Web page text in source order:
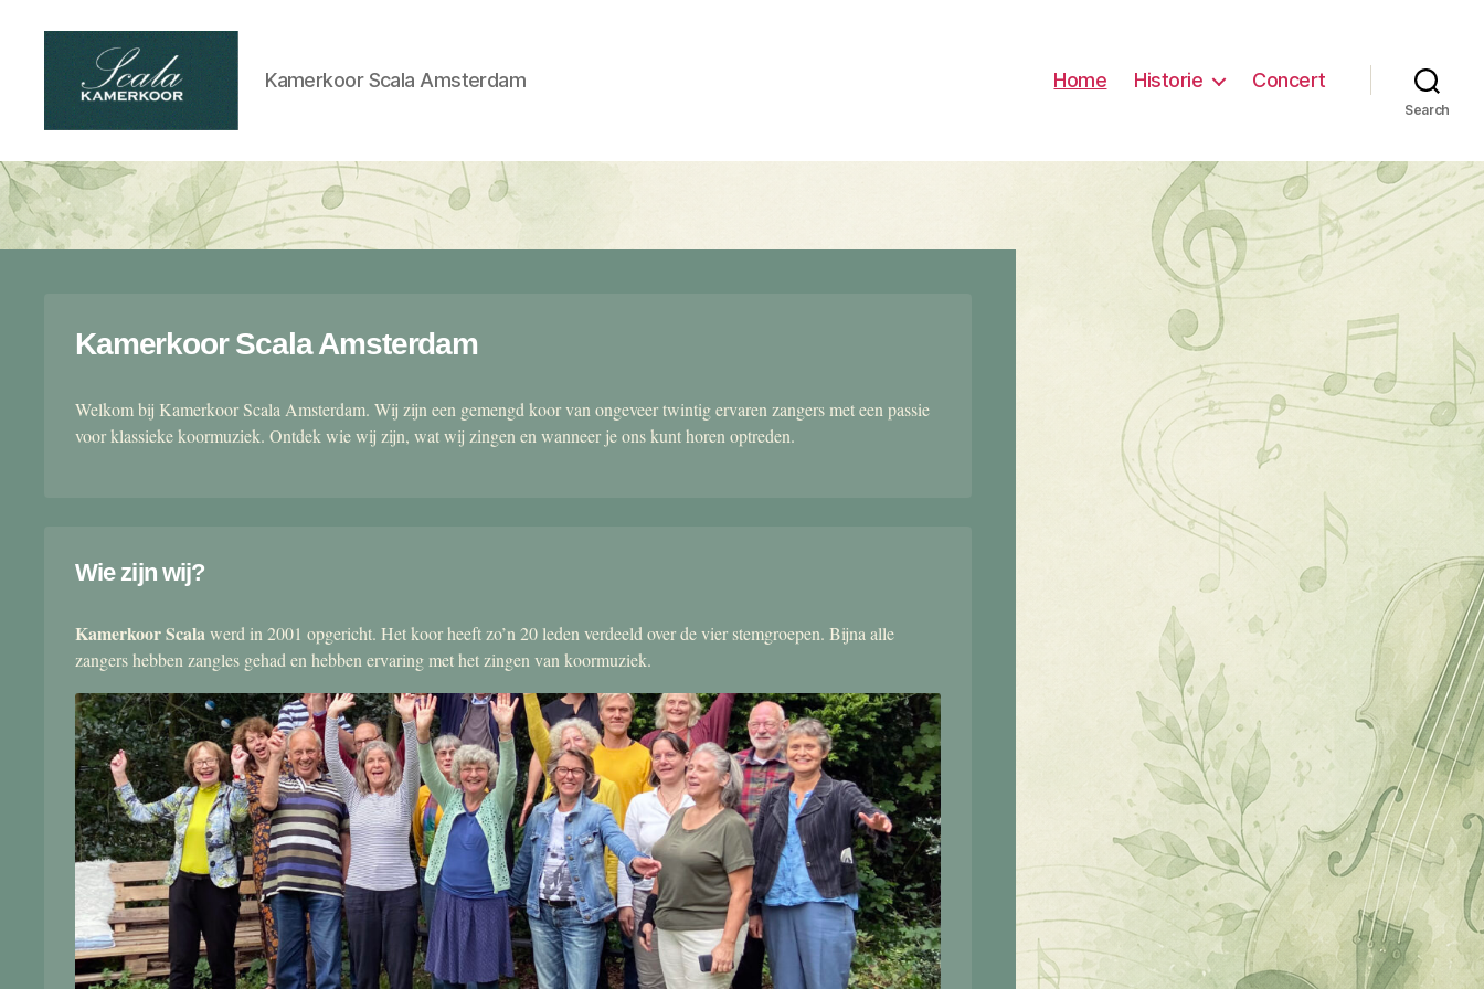
kamerkoor
Kamerkoor Scala Amsterdam Home Historie Concert
Search
Kamerkoor Scala Amsterdam
Welkom bij Kamerkoor Scala Amsterdam. Wij zijn een gemengd koor van ongeveer twintig ervaren zangers met een passie
voor klassieke koormuziek. Ontdek wie wij zijn, wat wij zingen en wanneer je ons kunt horen optreden.
Wie zijn wij?
Kamerkoor Scalawerd in 2001 opgericht. Het koor heeft zo’n 20 leden verdeeld over de vier stemgroepen. Bijna alle
zangers hebben zangles gehad en hebben ervaring met het zingen van koormuziek.